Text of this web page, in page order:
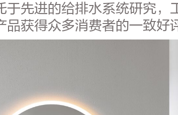
先进的给排水系统研究，
获得众多消费者的一致好